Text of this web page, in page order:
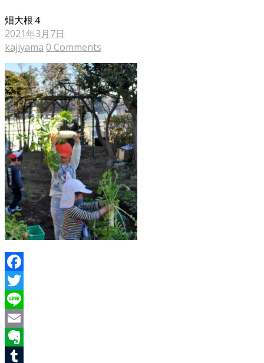
畑大根４
2021年3月7日
kajiyama 0 Comments
Facebook
Twitter
Line
Email
Evernote